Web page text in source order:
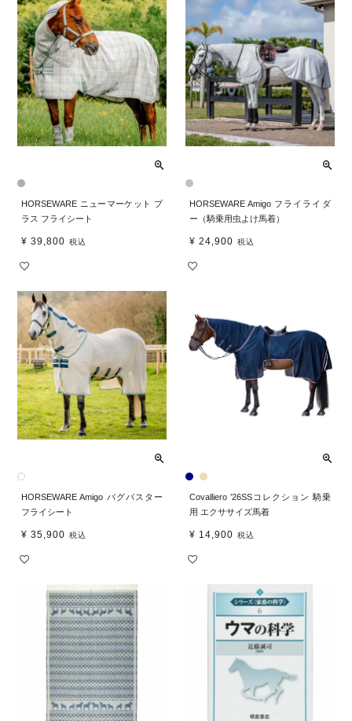
HORSEWARE ニューマーケット プ
ラス フライシート
¥ 39,800 税込
HORSEWARE Amigo フライライダ
ー（騎乗用虫よけ馬着）
¥ 24,900 税込
HORSEWARE Amigo バグバスター
フライシート
¥ 35,900 税込
Covalliero ’26SSコレクション 騎乗
用 エクササイズ馬着
¥ 14,900 税込